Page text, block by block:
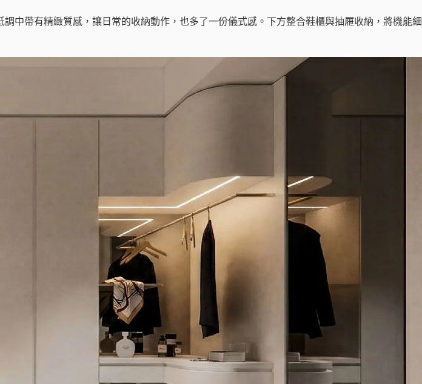
中帶有精緻質感，讓日常的收納動作，也多了一份儀式感。下方整合鞋櫃與抽屜收納，將機能細